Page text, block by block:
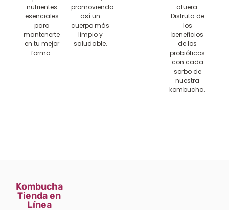
nutrientes
esenciales
para
mantenerte
en tu mejor
forma.
promoviendo
así un
cuerpo más
limpio y
saludable.
afuera.
Disfruta de
los
beneficios
de los
probióticos
con cada
sorbo de
nuestra
kombucha.
Kombucha
Tienda en
Línea